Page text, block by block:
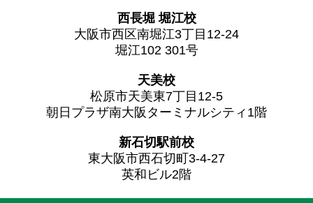
西長堀 堀江校
大阪市西区南堀江3丁目12-24
堀江102 301号
天美校
松原市天美東7丁目12-5
朝日プラザ南大阪ターミナルシティ1階
新石切駅前校
東大阪市西石切町3-4-27
英和ビル2階